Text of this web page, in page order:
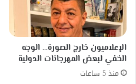
الإعلاميون خارج الصورة… الوجه
الخفي لبعض المهرجانات الدولية
منذ 5 ساعات